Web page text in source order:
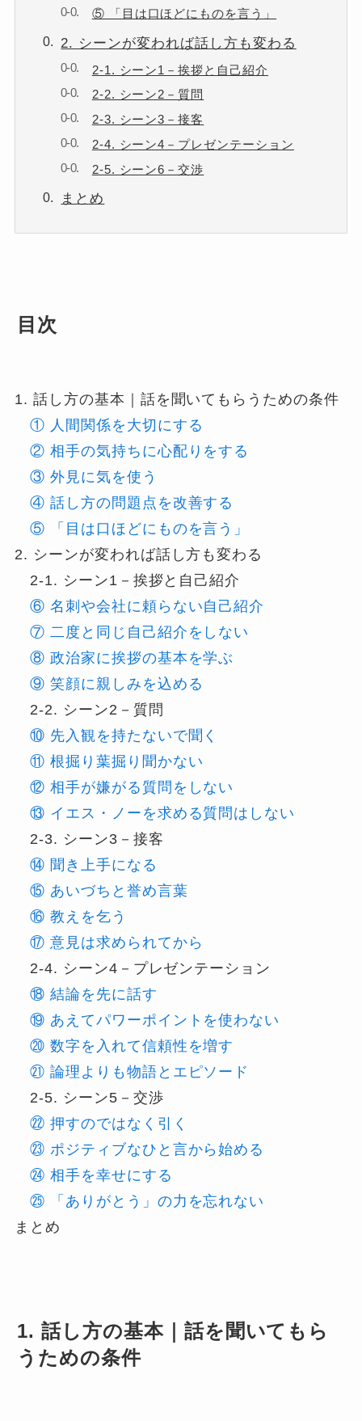
⑤ 「目は口ほどにものを言う」
2. シーンが変われば話し方も変わる
2-1. シーン1－挨拶と自己紹介
2-2. シーン2－質問
2-3. シーン3－接客
2-4. シーン4－プレゼンテーション
2-5. シーン6－交渉
まとめ
目次
1. 話し方の基本｜話を聞いてもらうための条件
① 人間関係を大切にする
② 相手の気持ちに心配りをする
③ 外見に気を使う
④ 話し方の問題点を改善する
⑤ 「目は口ほどにものを言う」
2. シーンが変われば話し方も変わる
2-1. シーン1－挨拶と自己紹介
⑥ 名刺や会社に頼らない自己紹介
⑦ 二度と同じ自己紹介をしない
⑧ 政治家に挨拶の基本を学ぶ
⑨ 笑顔に親しみを込める
2-2. シーン2－質問
⑩ 先入観を持たないで聞く
⑪ 根掘り葉掘り聞かない
⑫ 相手が嫌がる質問をしない
⑬ イエス・ノーを求める質問はしない
2-3. シーン3－接客
⑭ 聞き上手になる
⑮ あいづちと誉め言葉
⑯ 教えを乞う
⑰ 意見は求められてから
2-4. シーン4－プレゼンテーション
⑱ 結論を先に話す
⑲ あえてパワーポイントを使わない
⑳ 数字を入れて信頼性を増す
㉑ 論理よりも物語とエピソード
2-5. シーン5－交渉
㉒ 押すのではなく引く
㉓ ポジティブなひと言から始める
㉔ 相手を幸せにする
㉕ 「ありがとう」の力を忘れない
まとめ
1. 話し方の基本｜話を聞いてもら
うための条件